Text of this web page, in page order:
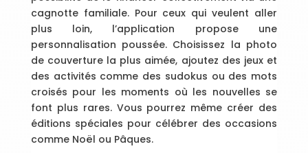
cagnotte familiale. Pour ceux qui veulent aller
plus loin, l’application propose une
personnalisation poussée. Choisissez la photo
de couverture la plus aimée, ajoutez des jeux et
des activités comme des sudokus ou des mots
croisés pour les moments où les nouvelles se
font plus rares. Vous pourrez même créer des
éditions spéciales pour célébrer des occasions
comme Noël ou Pâques.